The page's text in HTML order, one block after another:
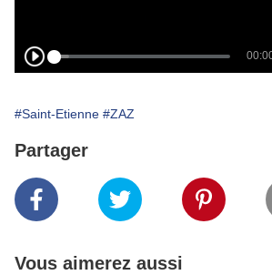
#Saint-Etienne #ZAZ
Partager
Vous aimerez aussi